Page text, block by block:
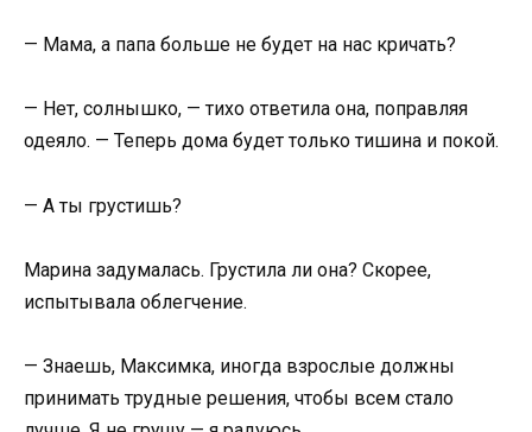
— Мама, а папа больше не будет на нас кричать?
— Нет, солнышко, — тихо ответила она, поправляя
одеяло. — Теперь дома будет только тишина и покой.
— А ты грустишь?
Марина задумалась. Грустила ли она? Скорее,
испытывала облегчение.
— Знаешь, Максимка, иногда взрослые должны
принимать трудные решения, чтобы всем стало